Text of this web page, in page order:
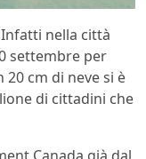
Infatti nella città
settembre per
20 cm di neve si è
di cittadini che